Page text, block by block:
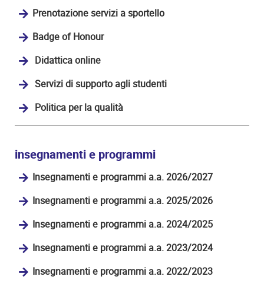
Prenotazione servizi a sportello
Badge of Honour
Didattica online
Servizi di supporto agli studenti
Politica per la qualità
insegnamenti e programmi
Insegnamenti e programmi a.a. 2026/2027
Insegnamenti e programmi a.a. 2025/2026
Insegnamenti e programmi a.a. 2024/2025
Insegnamenti e programmi a.a. 2023/2024
Insegnamenti e programmi a.a. 2022/2023